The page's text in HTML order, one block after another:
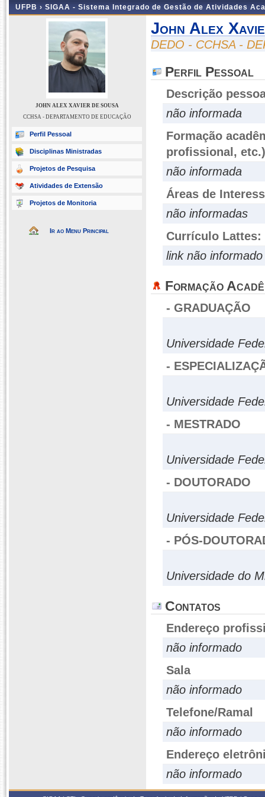
UFPB › SIGAA - Sistema Integrado de Gestão de Atividades
JOHN ALEX XAVIER DE SOUSA
CCHSA - DEPARTAMENTO DE EDUCAÇÃO
Perfil Pessoal
Disciplinas Ministradas
Projetos de Pesquisa
Atividades de Extensão
Projetos de Monitoria
Ir ao Menu Principal
John Alex
DEDO - CCHSA -
Perfil Pessoal
Descrição
não informada
Formação
profissional, etc.)
não informada
Áreas de
não informadas
Currículo Lattes:
link não informado
Formação
- GRADUAÇÃO
Universidade
-
Universidade
- MESTRADO
Universidade
- DOUTORADO
Universidade
- PÓS-
Universidade do
Contatos
Endereço
não informado
Sala
não informado
Telefone/Ramal
não informado
Endereço
não informado